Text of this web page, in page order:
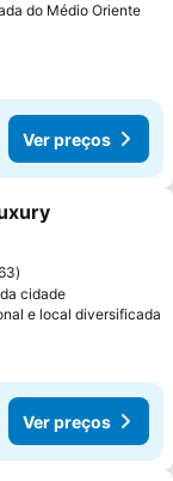
do Médio Oriente
Ver preços
favoritos
cidade
e local diversificada
Ver preços